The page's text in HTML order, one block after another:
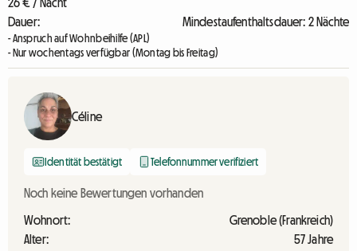
Dauer:
Mindestaufenthaltsdauer: 2 Nächte
- Anspruch auf Wohnbeihilfe (APL)
- Nur wochentags verfügbar (Montag bis Freitag)
Céline
Identität bestätigt Telefonnummer verifiziert
Noch keine Bewertungen vorhanden
Wohnort:
Grenoble (Frankreich)
Alter:
57 Jahre